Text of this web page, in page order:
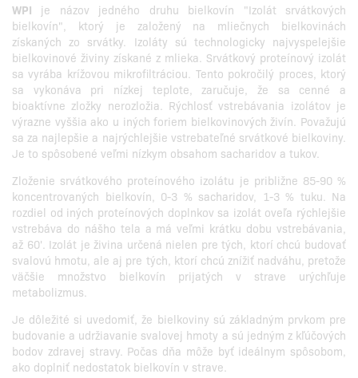
WPI je názov jedného druhu bielkovín "Izolát srvátkových
bielkovín", ktorý je založený na mliečnych bielkovinách
získaných zo srvátky. Izoláty sú technologicky najvyspelejšie
bielkovinové živiny získané z mlieka. Srvátkový proteínový izolát
sa vyrába krížovou mikrofiltráciou. Tento pokročilý proces, ktorý
sa vykonáva pri nízkej teplote, zaručuje, že sa cenné a
bioaktívne zložky nerozložia. Rýchlosť vstrebávania izolátov je
výrazne vyššia ako u iných foriem bielkovinových živín. Považujú
sa za najlepšie a najrýchlejšie vstrebateľné srvátkové bielkoviny.
Je to spôsobené veľmi nízkym obsahom sacharidov a tukov.
Zloženie srvátkového proteínového izolátu je približne 85-90 %
koncentrovaných bielkovín, 0-3 % sacharidov, 1-3 % tuku. Na
rozdiel od iných proteínových doplnkov sa izolát oveľa rýchlejšie
vstrebáva do nášho tela a má veľmi krátku dobu vstrebávania,
až 60'. Izolát je živina určená nielen pre tých, ktorí chcú budovať
svalovú hmotu, ale aj pre tých, ktorí chcú znížiť nadváhu, pretože
väčšie množstvo bielkovín prijatých v strave urýchľuje
metabolizmus.
Je dôležité si uvedomiť, že bielkoviny sú základným prvkom pre
budovanie a udržiavanie svalovej hmoty a sú jedným z kľúčových
bodov zdravej stravy. Počas dňa môže byť ideálnym spôsobom,
ako doplniť nedostatok bielkovín v strave.